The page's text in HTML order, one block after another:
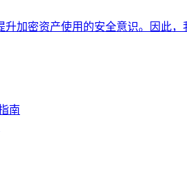
加密资产使用的安全意识。因此
南